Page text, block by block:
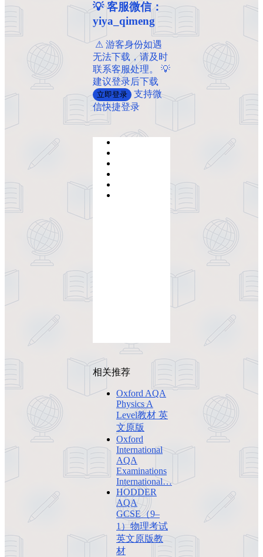
💡 客服微信：
yiya_qimeng
️ ️⚠ 游客身份如遇
无法下载，请及时
联系客服处理。 💡
建议登录后下载
立即登录
支持微
信快捷登录
相关推荐
Oxford AQA
Physics A
Level教材 英
文原版
Oxford
International
AQA
Examinations
International…
HODDER
AQA
GCSE（9–
1）物理考试
英文原版教
材